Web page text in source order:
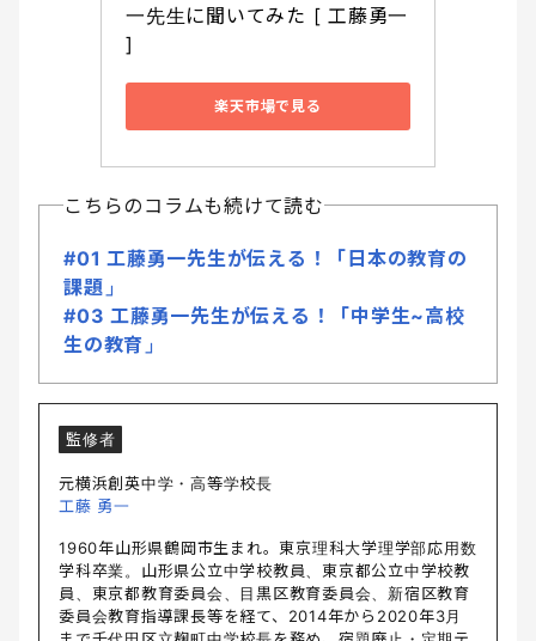
一先生に聞いてみた [ 工藤勇一
]
楽天市場で見る
こちらのコラムも続けて読む
#01 工藤勇一先生が伝える！「日本の教育の
課題」
#03 工藤勇一先生が伝える！「中学生~高校
生の教育」
監修者
元横浜創英中学・高等学校長
工藤 勇一
1960年山形県鶴岡市生まれ。東京理科大学理学部応用数
学科卒業。山形県公立中学校教員、東京都公立中学校教
員、東京都教育委員会、目黒区教育委員会、新宿区教育
委員会教育指導課長等を経て、2014年から2020年3月